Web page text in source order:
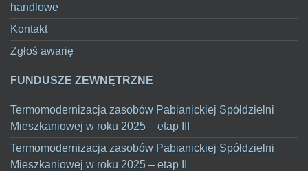
handlowe
Kontakt
Zgłoś awarię
FUNDUSZE ZEWNĘTRZNE
Termomodernizacja zasobów Pabianickiej Spółdzielni
Mieszkaniowej w roku 2025 – etap III
Termomodernizacja zasobów Pabianickiej Spółdzielni
Mieszkaniowej w roku 2025 – etap II